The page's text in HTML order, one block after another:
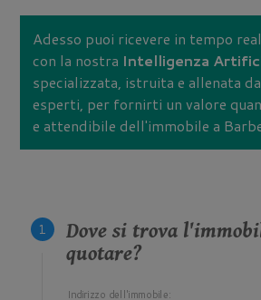
Adesso puoi ricevere in tempo
con la nostra Intelligenza
specializzata, istruita e allenata
esperti, per fornirti un valore
e attendibile dell'immobile a
Dove si trova
quotare?
Indirizzo dell'immobile: